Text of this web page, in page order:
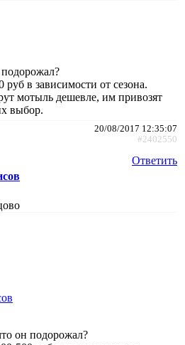
руб в зависимости от сезона.
мотыль дешевле, им привозят
выбор.
20/08/2017 12:35:07
#2402550
Ответить
он подорожал?